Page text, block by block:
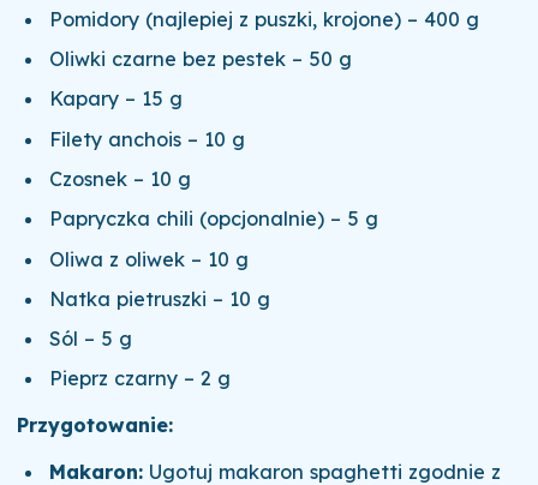
Pomidory (najlepiej z puszki, krojone) – 400 g
Oliwki czarne bez pestek – 50 g
Kapary – 15 g
Filety anchois – 10 g
Czosnek – 10 g
Papryczka chili (opcjonalnie) – 5 g
Oliwa z oliwek – 10 g
Natka pietruszki – 10 g
Sól – 5 g
Pieprz czarny – 2 g
Przygotowanie:
Makaron: Ugotuj makaron spaghetti zgodnie z